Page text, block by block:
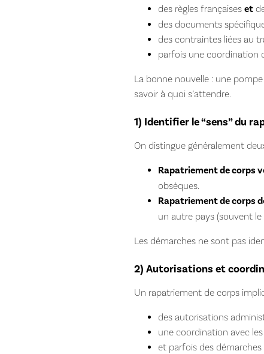
des règles françaises et
des documents
des contraintes liées au
parfois une coordination
La bonne nouvelle : une
savoir à quoi s’attendre.
1) Identifier le “sens” du
On distingue généralement
Rapatriement de corps
obsèques.
Rapatriement de corps
un autre pays (souvent le
Les démarches ne sont pas
2) Autorisations et
Un rapatriement de corps
des autorisations
une coordination avec
et parfois des démarches